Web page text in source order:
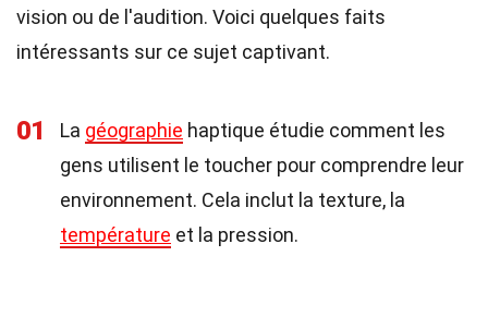
vision ou de l'audition. Voici quelques faits
intéressants sur ce sujet captivant.
01 La géographie haptique étudie comment les
gens utilisent le toucher pour comprendre leur
environnement. Cela inclut la texture, la
température et la pression.